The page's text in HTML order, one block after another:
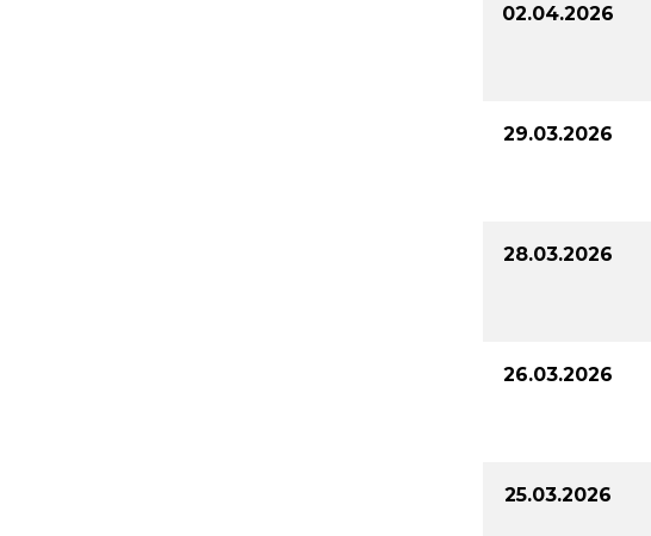
02.04.2026
29.03.2026
28.03.2026
26.03.2026
25.03.2026